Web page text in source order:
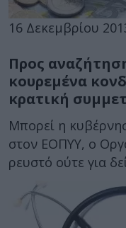
16 Δεκεμβρίου
Προς
κουρεμένα
κρατική
Μπορεί η
στον ΕΟΠΥΥ, ο
ρευστό ούτε για